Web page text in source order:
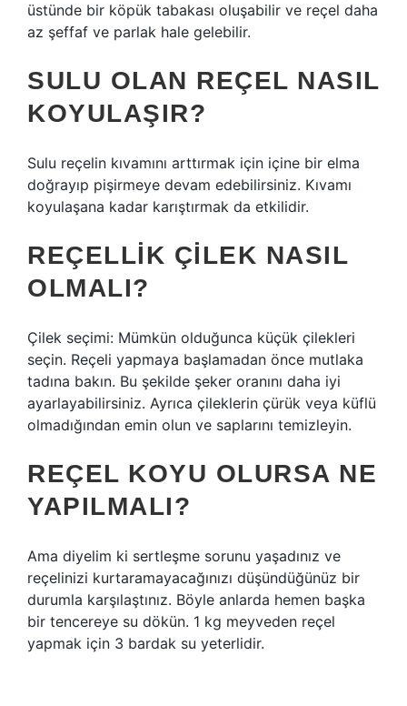
üstünde bir köpük tabakası oluşabilir ve reçel daha
az şeffaf ve parlak hale gelebilir.
SULU OLAN REÇEL NASIL
KOYULAŞIR?
Sulu reçelin kıvamını arttırmak için içine bir elma
doğrayıp pişirmeye devam edebilirsiniz. Kıvamı
koyulaşana kadar karıştırmak da etkilidir.
REÇELLIK ÇILEK NASIL
OLMALI?
Çilek seçimi: Mümkün olduğunca küçük çilekleri
seçin. Reçeli yapmaya başlamadan önce mutlaka
tadına bakın. Bu şekilde şeker oranını daha iyi
ayarlayabilirsiniz. Ayrıca çileklerin çürük veya küflü
olmadığından emin olun ve saplarını temizleyin.
REÇEL KOYU OLURSA NE
YAPILMALI?
Ama diyelim ki sertleşme sorunu yaşadınız ve
reçelinizi kurtaramayacağınızı düşündüğünüz bir
durumla karşılaştınız. Böyle anlarda hemen başka
bir tencereye su dökün. 1 kg meyveden reçel
yapmak için 3 bardak su yeterlidir.